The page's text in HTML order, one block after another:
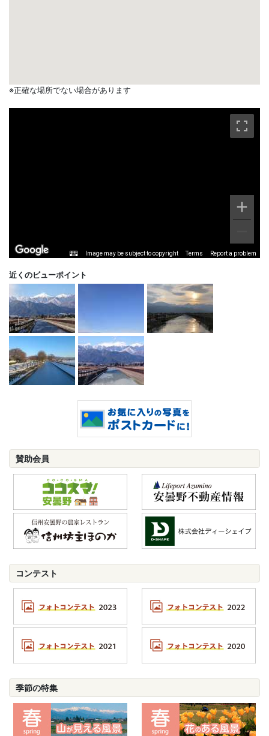
※正確な場所でない場合があります
Image may be subject to copyright Terms Report a problem
近くのビューポイント
賛助会員
コンテスト
季節の特集